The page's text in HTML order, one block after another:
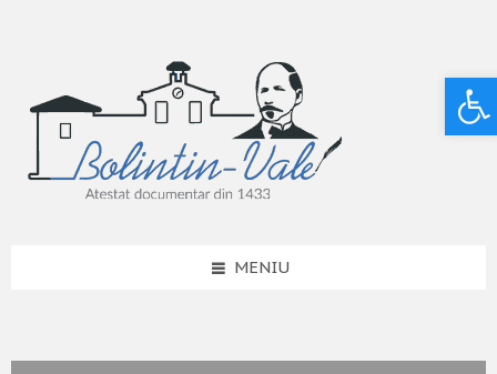
MENIU
Deschide bara de unelte